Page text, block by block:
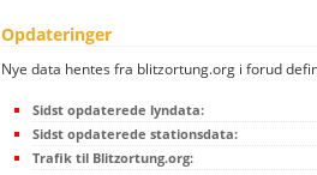
Opdateringer
Nye data hentes fra blitzortung.org i forud
Sidst opdaterede lyndata:
Sidst opdaterede stationsdata:
Trafik til Blitzortung.org: